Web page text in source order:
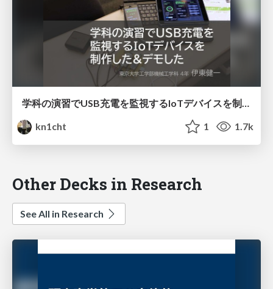
kn1cht
1 1.7k
Other Decks in Research
See All in Research